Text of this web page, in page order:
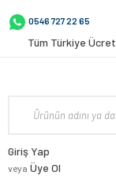
0546 727 22 65
Tüm Türkiye
Giriş Yap
veya Üye Ol